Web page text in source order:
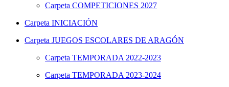
Carpeta COMPETICIONES 2027
Carpeta INICIACIÓN
Carpeta JUEGOS ESCOLARES DE ARAGÓN
Carpeta TEMPORADA 2022-2023
Carpeta TEMPORADA 2023-2024